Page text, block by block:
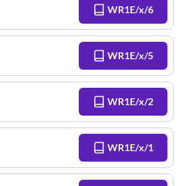
WR1E/x/6
WR1E/x/5
WR1E/x/2
WR1E/x/1